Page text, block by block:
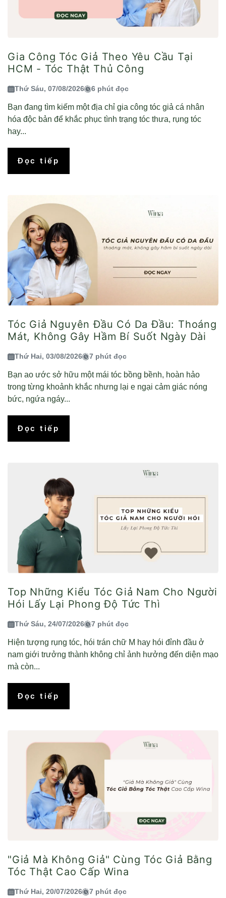
Gia Công Tóc Giả Theo Yêu Cầu Tại
HCM - Tóc Thật Thủ Công
Thứ Sáu, 07/08/2026 6 phút đọc
Bạn đang tìm kiếm một địa chỉ gia công tóc giả cá nhân
hóa độc bản để khắc phục tình trạng tóc thưa, rụng tóc
hay...
Đọc tiếp
Tóc Giả Nguyên Đầu Có Da Đầu: Thoáng
Mát, Không Gây Hầm Bí Suốt Ngày Dài
Thứ Hai, 03/08/2026 7 phút đọc
Bạn ao ước sở hữu một mái tóc bồng bềnh, hoàn hảo
trong từng khoảnh khắc nhưng lại e ngại cảm giác nóng
bức, ngứa ngáy...
Đọc tiếp
Top Những Kiểu Tóc Giả Nam Cho Người
Hói Lấy Lại Phong Độ Tức Thì
Thứ Sáu, 24/07/2026 7 phút đọc
Hiện tượng rụng tóc, hói trán chữ M hay hói đỉnh đầu ở
nam giới trưởng thành không chỉ ảnh hưởng đến diện mạo
mà còn...
Đọc tiếp
"Giả Mà Không Giả" Cùng Tóc Giả Bằng
Tóc Thật Cao Cấp Wina
Thứ Hai, 20/07/2026 7 phút đọc